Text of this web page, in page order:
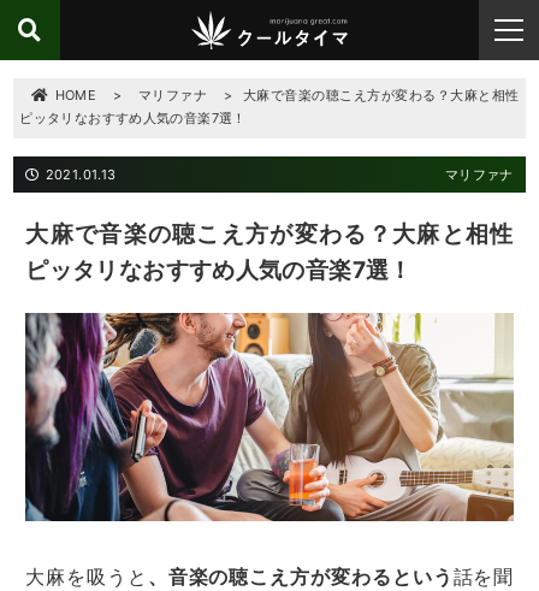
HOME > マリファナ >
大麻で音楽の聴こえ方が変わる？大麻と相性
ピッタリなおすすめ人気の音楽7選！
2021.01.13 マリファナ
大麻で音楽の聴こえ方が変わる？大麻と相性
ピッタリなおすすめ人気の音楽7選！
大麻を吸うと 、音楽の聴こえ方が変わるという 話を聞